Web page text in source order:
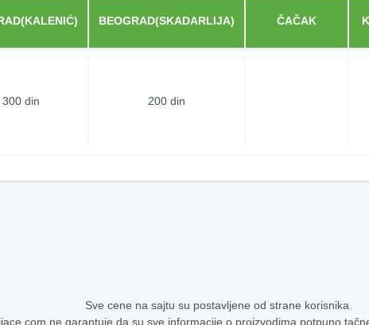
BEOGRAD(SKADARLIJA) ČAČAK
300 din 200 din
Sve cene na sajtu su postavljene od strane korisnika.
ne garantuje da su sve informacije o proizvodima potpuno